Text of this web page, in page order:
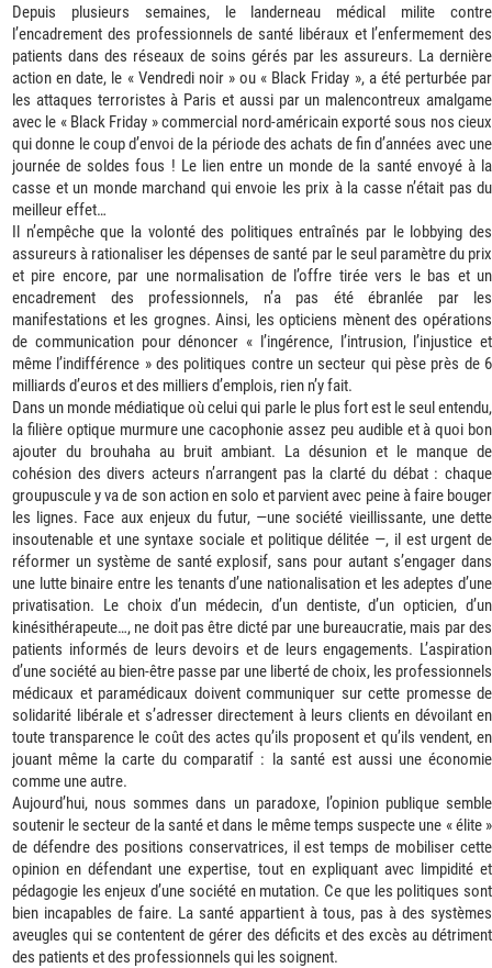
Depuis plusieurs semaines, le landerneau médical milite contre
l’encadrement des professionnels de santé libéraux et l’enfermement des
patients dans des réseaux de soins gérés par les assureurs. La dernière
action en date, le « Vendredi noir » ou « Black Friday », a été perturbée par
les attaques terroristes à Paris et aussi par un malencontreux amalgame
avec le « Black Friday » commercial nord-américain exporté sous nos cieux
qui donne le coup d’envoi de la période des achats de fin d’années avec une
journée de soldes fous ! Le lien entre un monde de la santé envoyé à la
casse et un monde marchand qui envoie les prix à la casse n’était pas du
meilleur effet…
Il n’empêche que la volonté des politiques entraînés par le lobbying des
assureurs à rationaliser les dépenses de santé par le seul paramètre du prix
et pire encore, par une normalisation de l’offre tirée vers le bas et un
encadrement des professionnels, n’a pas été ébranlée par les
manifestations et les grognes. Ainsi, les opticiens mènent des opérations
de communication pour dénoncer « l’ingérence, l’intrusion, l’injustice et
même l’indifférence » des politiques contre un secteur qui pèse près de 6
milliards d’euros et des milliers d’emplois, rien n’y fait.
Dans un monde médiatique où celui qui parle le plus fort est le seul entendu,
la filière optique murmure une cacophonie assez peu audible et à quoi bon
ajouter du brouhaha au bruit ambiant. La désunion et le manque de
cohésion des divers acteurs n’arrangent pas la clarté du débat : chaque
groupuscule y va de son action en solo et parvient avec peine à faire bouger
les lignes. Face aux enjeux du futur, —une société vieillissante, une dette
insoutenable et une syntaxe sociale et politique délitée —, il est urgent de
réformer un système de santé explosif, sans pour autant s’engager dans
une lutte binaire entre les tenants d’une nationalisation et les adeptes d’une
privatisation. Le choix d’un médecin, d’un dentiste, d’un opticien, d’un
kinésithérapeute…, ne doit pas être dicté par une bureaucratie, mais par des
patients informés de leurs devoirs et de leurs engagements. L’aspiration
d’une société au bien-être passe par une liberté de choix, les professionnels
médicaux et paramédicaux doivent communiquer sur cette promesse de
solidarité libérale et s’adresser directement à leurs clients en dévoilant en
toute transparence le coût des actes qu’ils proposent et qu’ils vendent, en
jouant même la carte du comparatif : la santé est aussi une économie
comme une autre.
Aujourd’hui, nous sommes dans un paradoxe, l’opinion publique semble
soutenir le secteur de la santé et dans le même temps suspecte une « élite »
de défendre des positions conservatrices, il est temps de mobiliser cette
opinion en défendant une expertise, tout en expliquant avec limpidité et
pédagogie les enjeux d’une société en mutation. Ce que les politiques sont
bien incapables de faire. La santé appartient à tous, pas à des systèmes
aveugles qui se contentent de gérer des déficits et des excès au détriment
des patients et des professionnels qui les soignent.